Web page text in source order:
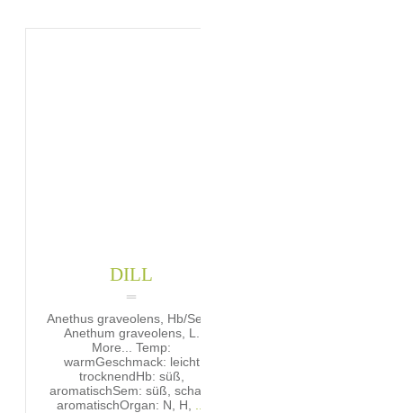
DILL
Anethus graveolens, Hb/Sem.
Anethum graveolens, L.
More... Temp:
warmGeschmack: leicht
trocknendHb: süß,
aromatischSem: süß, scharf,
aromatischOrgan: N, H,